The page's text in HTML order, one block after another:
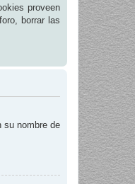
proveen
borrar las
su nombre de